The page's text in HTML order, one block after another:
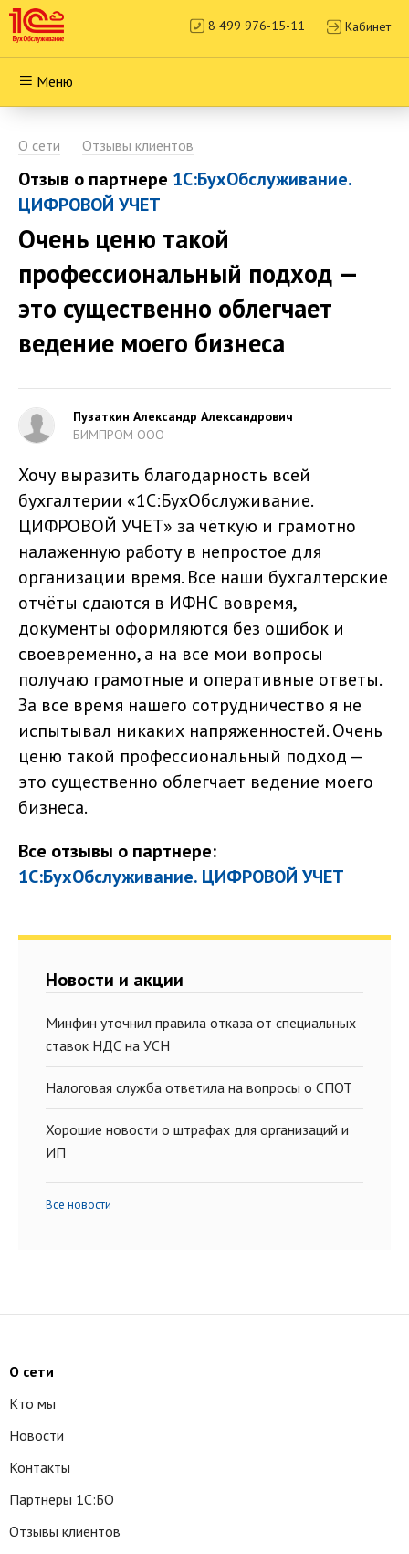
8 499 976-15-11 Кабинет
Меню
О сети Отзывы клиентов
Отзыв о партнере 1С:БухОбслуживание.
ЦИФРОВОЙ УЧЕТ
Очень ценю такой
профессиональный подход —
это существенно облегчает
ведение моего бизнеса
Пузаткин Александр Александрович
БИМПРОМ ООО
Хочу выразить благодарность всей
бухгалтерии «1С:БухОбслуживание.
ЦИФРОВОЙ УЧЕТ» за чёткую и грамотно
налаженную работу в непростое для
организации время. Все наши бухгалтерские
отчёты сдаются в ИФНС вовремя,
документы оформляются без ошибок и
своевременно, а на все мои вопросы
получаю грамотные и оперативные ответы.
За все время нашего сотрудничество я не
испытывал никаких напряженностей. Очень
ценю такой профессиональный подход —
это существенно облегчает ведение моего
бизнеса.
Все отзывы о партнере:
1С:БухОбслуживание. ЦИФРОВОЙ УЧЕТ
Новости и акции
Минфин уточнил правила отказа от специальных
ставок НДС на УСН
Налоговая служба ответила на вопросы о СПОТ
Хорошие новости о штрафах для организаций и
ИП
Все новости
О сети
Кто мы
Новости
Контакты
Партнеры 1С:БО
Отзывы клиентов